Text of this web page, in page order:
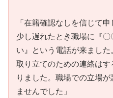
「在籍確認なしを信じて
少し遅れたとき職場に『
い』という電話が来まし
取り立てのための連絡は
りました。職場での立場
ませんでした」